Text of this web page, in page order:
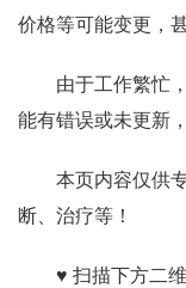
价格等可能变更，
由于工作繁忙
能有错误或未更新
本页内容仅供
断、治疗等！
♥ 扫描下方二